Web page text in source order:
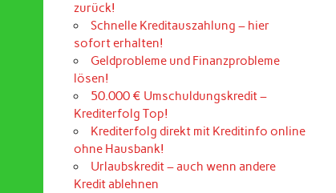
zurück!
Schnelle Kreditauszahlung – hier
sofort erhalten!
Geldprobleme und Finanzprobleme
lösen!
50.000 € Umschuldungskredit –
Krediterfolg Top!
Krediterfolg direkt mit Kreditinfo online
ohne Hausbank!
Urlaubskredit – auch wenn andere
Kredit ablehnen